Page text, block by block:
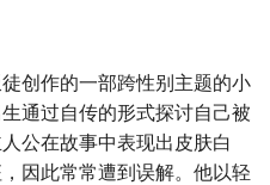
创作的一部跨性别主题的小
通过自传的形式探讨自己被
公在故事中表现出皮肤白
因此常常遭到误解。他以轻